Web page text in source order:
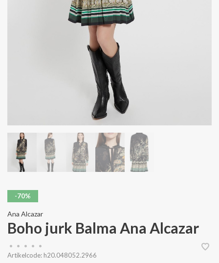
-70%
Ana Alcazar
Boho jurk Balma Ana Alcazar
• • • •
•
Artikelcode: h20.048052.2966